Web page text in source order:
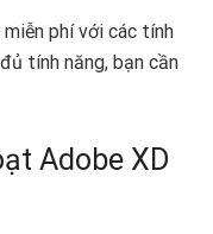
phí với các tính
tính năng, bạn cần
Adobe XD